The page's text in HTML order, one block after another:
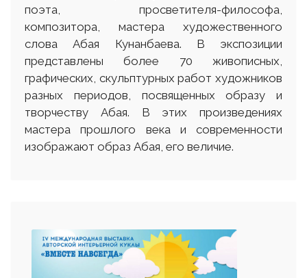
поэта, просветителя-философа,
композитора, мастера художественного
слова Абая Кунанбаева. В экспозиции
представлены более 70 живописных,
графических, скульптурных работ художников
разных периодов, посвященных образу и
творчеству Абая. В этих произведениях
мастера прошлого века и современности
изображают образ Абая, его величие.